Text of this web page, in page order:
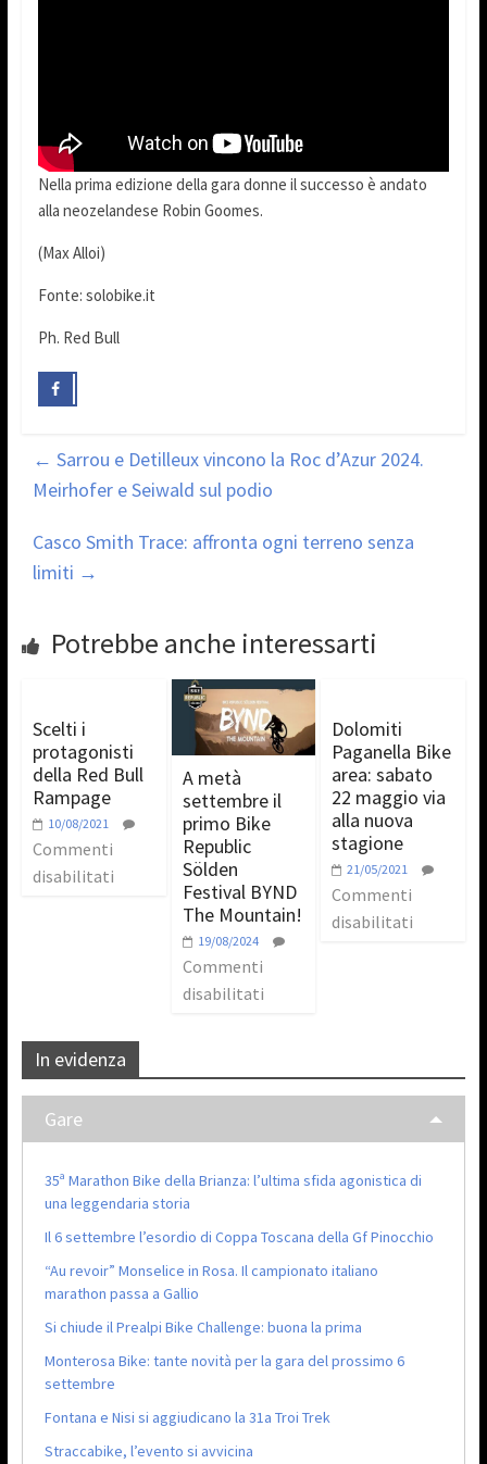
Nella prima edizione della gara donne il successo è andato
alla neozelandese Robin Goomes.
(Max Alloi)
Fonte: solobike.it
Ph. Red Bull
← Sarrou e Detilleux vincono la Roc d’Azur 2024.
Meirhofer e Seiwald sul podio
Casco Smith Trace: affronta ogni terreno senza
limiti →
Potrebbe anche interessarti
Scelti i
protagonisti
della Red Bull
Rampage
10/08/2021
Commenti
disabilitati
A metà
settembre il
primo Bike
Republic
Sölden
Festival BYND
The Mountain!
19/08/2024
Commenti
disabilitati
Dolomiti
Paganella Bike
area: sabato
22 maggio via
alla nuova
stagione
21/05/2021
Commenti
disabilitati
In evidenza
Gare
35ª Marathon Bike della Brianza: l’ultima sfida agonistica di
una leggendaria storia
Il 6 settembre l’esordio di Coppa Toscana della Gf Pinocchio
“Au revoir” Monselice in Rosa. Il campionato italiano
marathon passa a Gallio
Si chiude il Prealpi Bike Challenge: buona la prima
Monterosa Bike: tante novità per la gara del prossimo 6
settembre
Fontana e Nisi si aggiudicano la 31a Troi Trek
Straccabike, l’evento si avvicina